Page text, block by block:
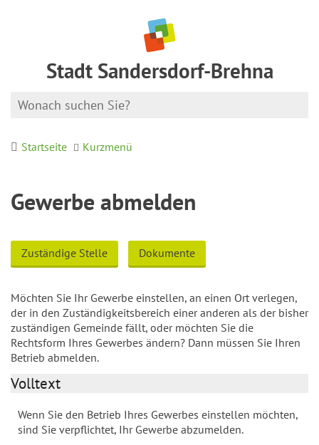
Stadt Sandersdorf-Brehna
Startseite Kurzmenü
Gewerbe abmelden
Zuständige Stelle Dokumente
Möchten Sie Ihr Gewerbe einstellen, an einen Ort verlegen,
der in den Zuständigkeitsbereich einer anderen als der bisher
zuständigen Gemeinde fällt, oder möchten Sie die
Rechtsform Ihres Gewerbes ändern? Dann müssen Sie Ihren
Betrieb abmelden.
Volltext
Wenn Sie den Betrieb Ihres Gewerbes einstellen möchten,
sind Sie verpflichtet, Ihr Gewerbe abzumelden.